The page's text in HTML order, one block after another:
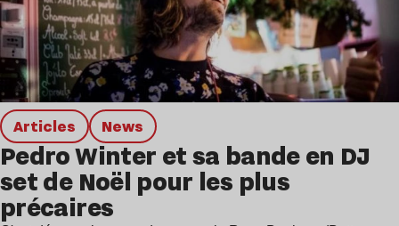
Articles news
Pedro Winter et sa bande en DJ
set de Noël pour les plus
précaires